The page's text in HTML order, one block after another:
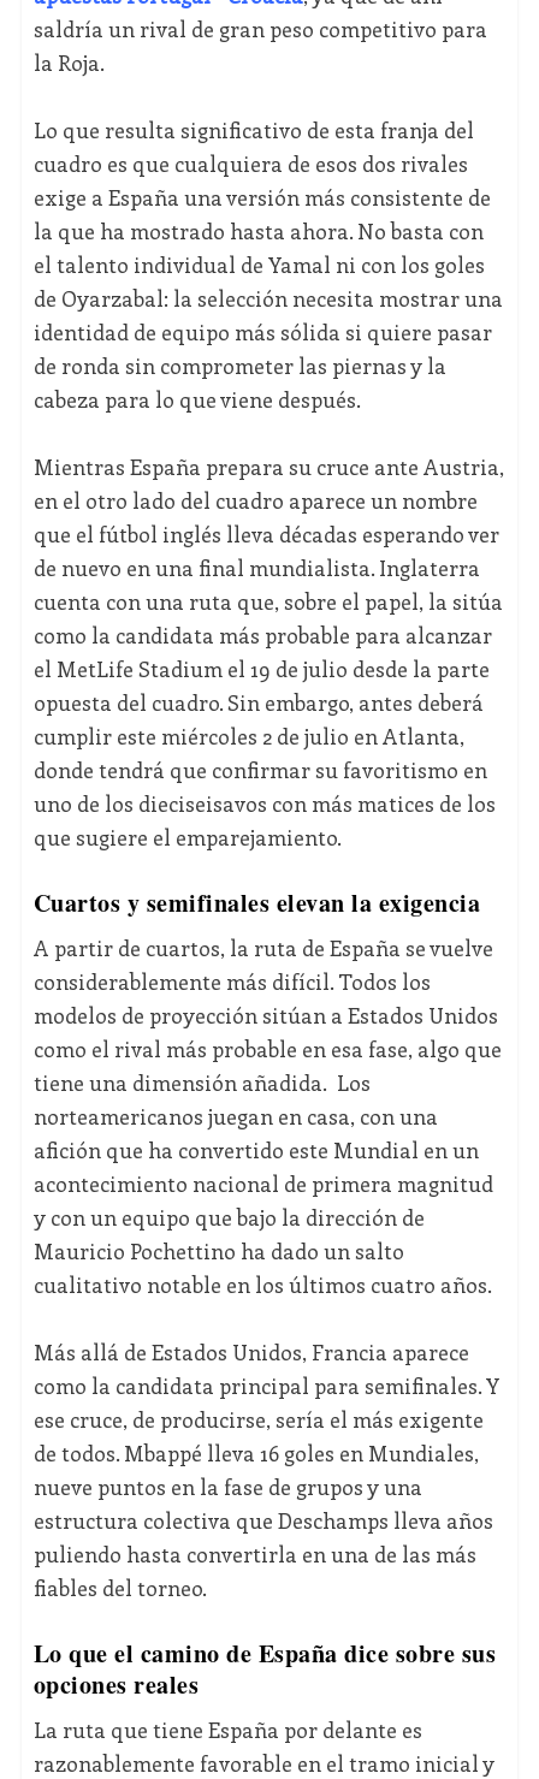
saldría un rival de gran peso competitivo para
la Roja.
Lo que resulta significativo de esta franja del
cuadro es que cualquiera de esos dos rivales
exige a España una versión más consistente de
la que ha mostrado hasta ahora. No basta con
el talento individual de Yamal ni con los goles
de Oyarzabal: la selección necesita mostrar una
identidad de equipo más sólida si quiere pasar
de ronda sin comprometer las piernas y la
cabeza para lo que viene después.
Mientras España prepara su cruce ante Austria,
en el otro lado del cuadro aparece un nombre
que el fútbol inglés lleva décadas esperando ver
de nuevo en una final mundialista. Inglaterra
cuenta con una ruta que, sobre el papel, la sitúa
como la candidata más probable para alcanzar
el MetLife Stadium el 19 de julio desde la parte
opuesta del cuadro. Sin embargo, antes deberá
cumplir este miércoles 2 de julio en Atlanta,
donde tendrá que confirmar su favoritismo en
uno de los dieciseisavos con más matices de los
que sugiere el emparejamiento.
Cuartos y semifinales elevan la exigencia
A partir de cuartos, la ruta de España se vuelve
considerablemente más difícil. Todos los
modelos de proyección sitúan a Estados Unidos
como el rival más probable en esa fase, algo que
tiene una dimensión añadida. Los
norteamericanos juegan en casa, con una
afición que ha convertido este Mundial en un
acontecimiento nacional de primera magnitud
y con un equipo que bajo la dirección de
Mauricio Pochettino ha dado un salto
cualitativo notable en los últimos cuatro años.
Más allá de Estados Unidos, Francia aparece
como la candidata principal para semifinales. Y
ese cruce, de producirse, sería el más exigente
de todos. Mbappé lleva 16 goles en Mundiales,
nueve puntos en la fase de grupos y una
estructura colectiva que Deschamps lleva años
puliendo hasta convertirla en una de las más
fiables del torneo.
Lo que el camino de España dice sobre sus
opciones reales
La ruta que tiene España por delante es
razonablemente favorable en el tramo inicial y